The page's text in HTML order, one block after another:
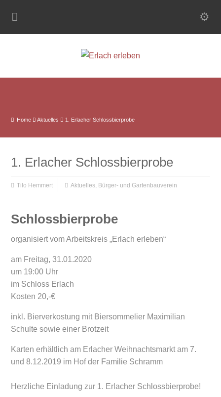
Home Aktuelles 1. Erlacher Schlossbierprobe
1. Erlacher Schlossbierprobe
Tilo Hemmert Aktuelles, Bürger- und Gartenbauverein
Schlossbierprobe
organisiert vom Arbeitskreis „Erlach erleben“
am Freitag, 31.01.2020
um 19:00 Uhr
im Schloss Erlach
Kosten 20,-€
inkl. Bierverkostung mit Biersommelier Maximilian
Schulte sowie einer Brotzeit
Karten erhältlich am Erlacher Weihnachtsmarkt am 7.
und 8.12.2019 im Hof der Familie Schramm
Herzliche Einladung zur 1. Erlacher Schlossbierprobe!